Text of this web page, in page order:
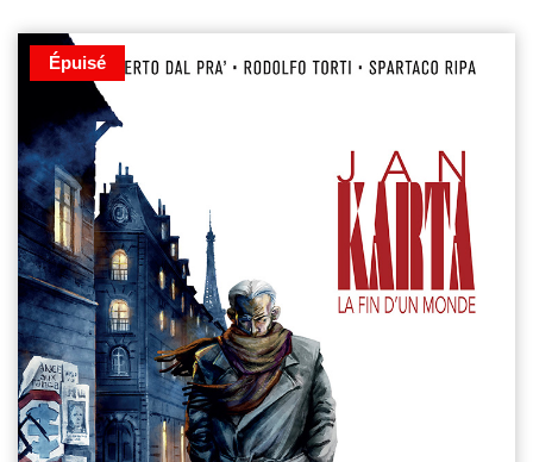
Épuisé